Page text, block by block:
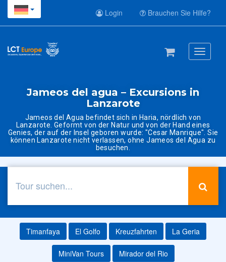
Login Brauchen Sie Hilfe?
Toggle
Jameos del agua – Excursions in
Lanzarote
Jameos del Agua befindet sich in Haria, nördlich von
Lanzarote. Geformt von der Natur und von der Hand eines
Genies, der auf der Insel geboren wurde: "Cesar Manrique". Sie
können Lanzarote nicht verlassen, ohne Jameos del Agua zu
besuchen.
Timanfaya El Golfo Kreuzfahrten La Geria
MiniVan Tours Mirador del Rio